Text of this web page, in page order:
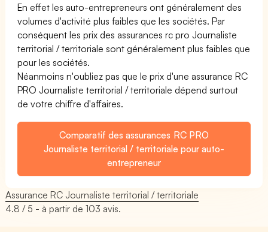
En effet les auto-entrepreneurs ont généralement des
volumes d'activité plus faibles que les sociétés. Par
conséquent les prix des assurances rc pro Journaliste
territorial / territoriale sont généralement plus faibles que
pour les sociétés.
Néanmoins n'oubliez pas que le prix d'une assurance RC
PRO Journaliste territorial / territoriale dépend surtout
de votre chiffre d'affaires.
Comparatif des assurances RC PRO
Journaliste territorial / territoriale pour auto-
entrepreneur
Assurance RC Journaliste territorial / territoriale
4.8 / 5 - à partir de103 avis.